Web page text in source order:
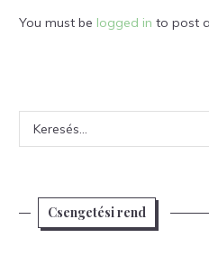
You must be logged in to post
Csengetési rend